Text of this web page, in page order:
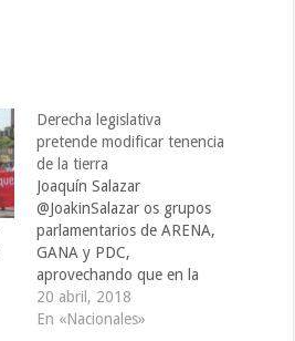
Derecha legislativa
pretende modificar tenencia
de la tierra
Joaquín Salazar
@JoakinSalazar os grupos
parlamentarios de ARENA,
GANA y PDC,
aprovechando que en la
próxima legislatura que
inicia el uno de mayo serán
20 abril, 2018
En «Nacionales»